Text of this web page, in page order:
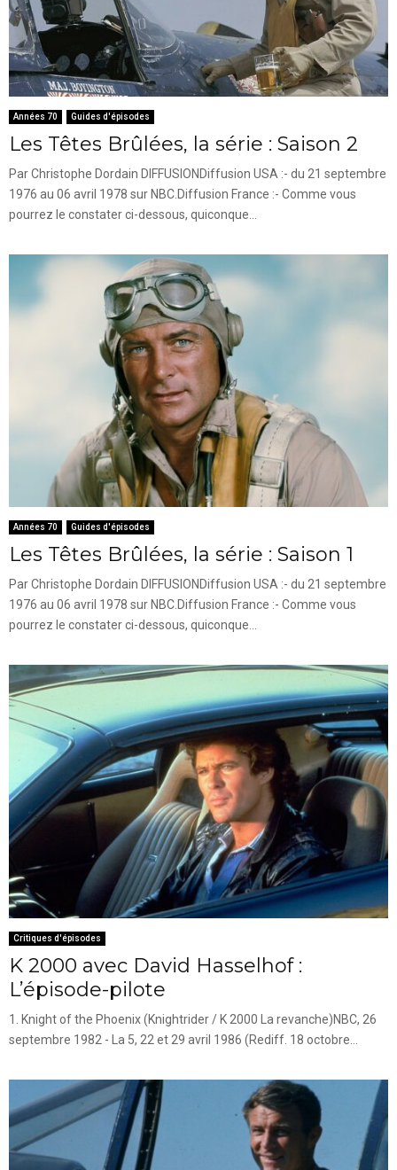
Années 70 Guides d'épisodes
Les Têtes Brûlées, la série : Saison 2
Par Christophe Dordain DIFFUSIONDiffusion USA :- du 21 septembre
1976 au 06 avril 1978 sur NBC.Diffusion France :- Comme vous
pourrez le constater ci-dessous, quiconque...
Années 70 Guides d'épisodes
Les Têtes Brûlées, la série : Saison 1
Par Christophe Dordain DIFFUSIONDiffusion USA :- du 21 septembre
1976 au 06 avril 1978 sur NBC.Diffusion France :- Comme vous
pourrez le constater ci-dessous, quiconque...
Critiques d'épisodes
K 2000 avec David Hasselhof :
L’épisode-pilote
1. Knight of the Phoenix (Knightrider / K 2000 La revanche)NBC, 26
septembre 1982 - La 5, 22 et 29 avril 1986 (Rediff. 18 octobre...